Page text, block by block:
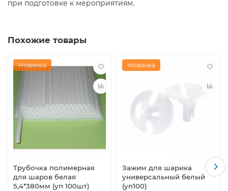
при подготовке к мероприятиям.
Похожие товары
Новинка
Трубочка полимерная
для шаров белая
5,4*380мм (уп 100шт)
Новинка
Зажим для шарика
универсальный белый
(уп100)